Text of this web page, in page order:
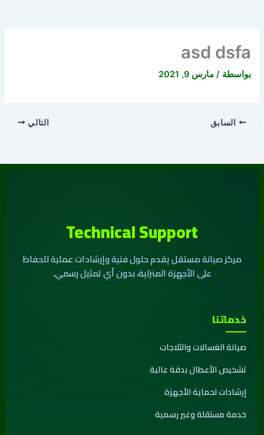
asd dsfa
بواسطة /مارس 9, 2021
السابق التالي
Technical Support
مركز صيانة مستقل يقدم حلول فنية وإرشادات عملية للحفاظ
على الأجهزة المنزلية، بدون أي تمثيل رسمي.
خدماتنا
صيانة الغسالات والثلاجات
تشخيص الأعطال بدقة عالية
إرشادات لحماية الأجهزة
خدمة مستقلة وغير رسمية